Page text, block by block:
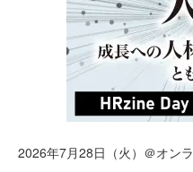
2026年7月28日（火）＠オン